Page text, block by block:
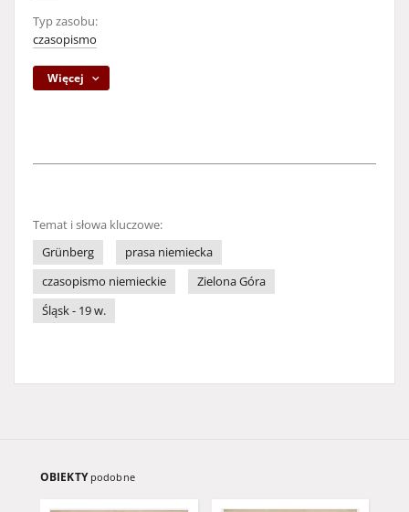
Typ zasobu:
czasopismo
Więcej
Temat i słowa kluczowe:
Grünberg
prasa niemiecka
czasopismo niemieckie
Zielona Góra
Śląsk - 19 w.
OBIEKTY podobne